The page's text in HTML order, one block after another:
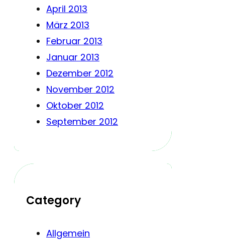
April 2013
März 2013
Februar 2013
Januar 2013
Dezember 2012
November 2012
Oktober 2012
September 2012
Category
Allgemein